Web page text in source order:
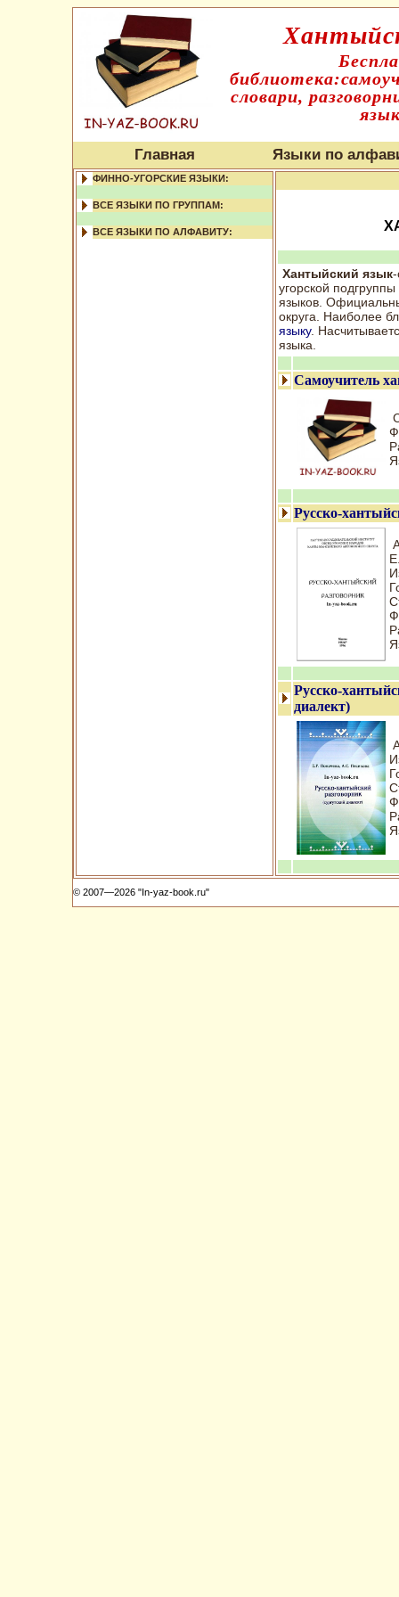
словари,
Главная Языки по
ФИННО-УГОРСКИЕ ЯЗЫКИ:
ВСЕ ЯЗЫКИ ПО ГРУППАМ:
ВСЕ ЯЗЫКИ ПО АЛФАВИТУ:
Хантыйский язык-
угорской
языков.
округа. Наиболее
языку.
языка.
Самоучитель
Русско-
Русско-
диалект)
© 2007—2026 "In-yaz-book.ru"